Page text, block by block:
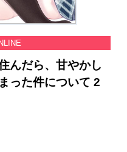
んだら、甘やかし
った件について 2